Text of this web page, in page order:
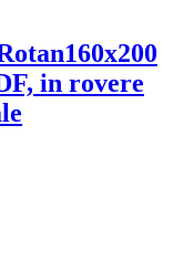
160x200
in rovere